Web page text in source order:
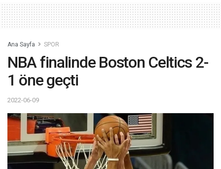
Ana Sayfa SPOR
NBA finalinde Boston Celtics 2-
1 öne geçti
2022-06-09